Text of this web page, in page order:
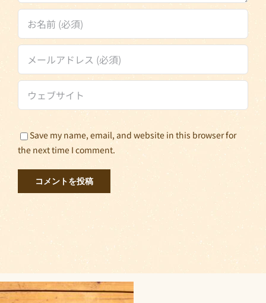
Save my name, email, and website in this browser for
the next time I comment.